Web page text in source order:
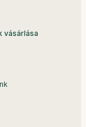
vásárlása